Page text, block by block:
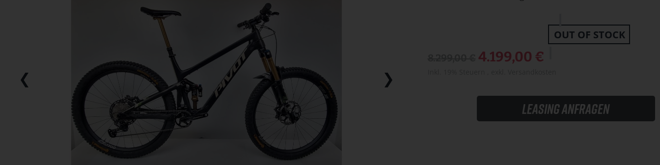
Sonderangebot
4.199,00 €
OUT OF STOCK
Leasing anfragen